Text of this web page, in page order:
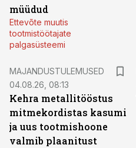
müüdud
Ettevõte muutis
tootmistöötajate
palgasüsteemi
MAJANDUSTULEMUSED
04.08.26, 08:13
Kehra metallitööstus
mitmekordistas kasumi
ja uus tootmishoone
valmib plaanitust